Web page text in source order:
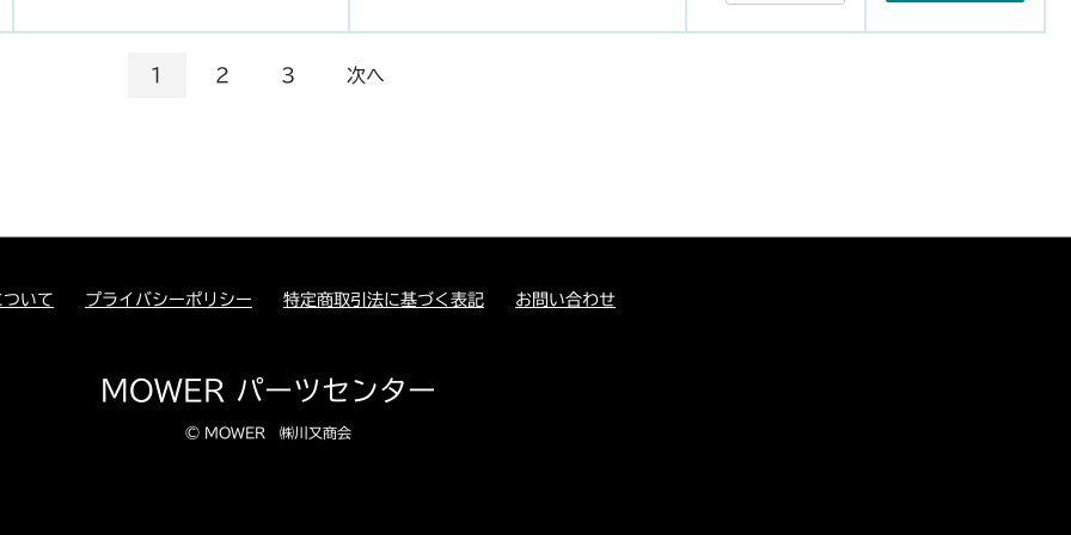
1 2 3 次へ
いて プライバシーポリシー 特定商取引法に基づく表記 お問い合わせ
MOWER パーツセンター
© MOWER ㈱川又商会